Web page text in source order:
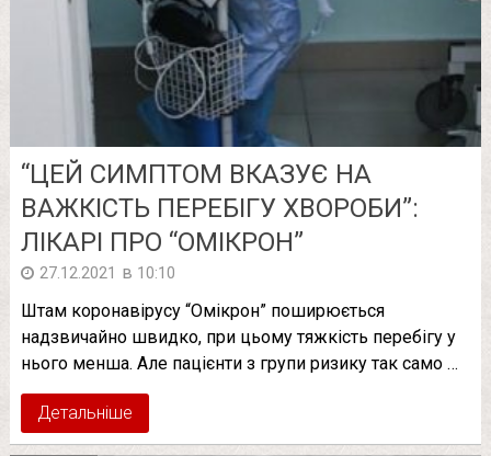
“ЦЕЙ СИМПТОМ ВКАЗУЄ НА
ВАЖКІСТЬ ПЕРЕБІГУ ХВОРОБИ”:
ЛІКАРІ ПРО “ОМІКРОН”
27.12.2021 в 10:10
Штам коронавірусу “Омікрон” поширюється
надзвичайно швидко, при цьому тяжкість перебігу у
нього менша. Але пацієнти з групи ризику так само …
Детальніше